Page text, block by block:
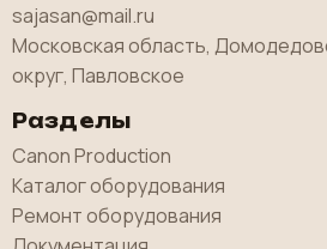
sajasan@mail.ru
Московская область,
округ, Павловское
Разделы
Canon Production
Каталог оборудования
Ремонт оборудования